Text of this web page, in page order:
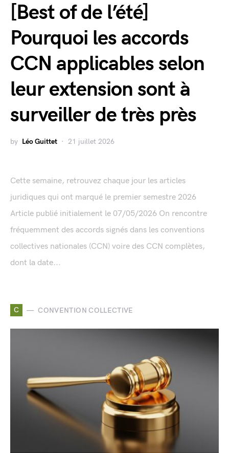
[Best of de l’été]
Pourquoi les accords
CCN applicables selon
leur extension sont à
surveiller de très près
by Léo Guittet 21 juillet 2026
Cette semaine, retrouvez chaque jour les articles
juridiques qui ont marqué le premier semestre 2026
Article publié initialement le 07/05/2026 On rencontre
fréquemment des accords signés dans les conventions
collectives nationales (CCN) voire des CCN complètes,
dont la date...
C CONVENTION COLLECTIVE